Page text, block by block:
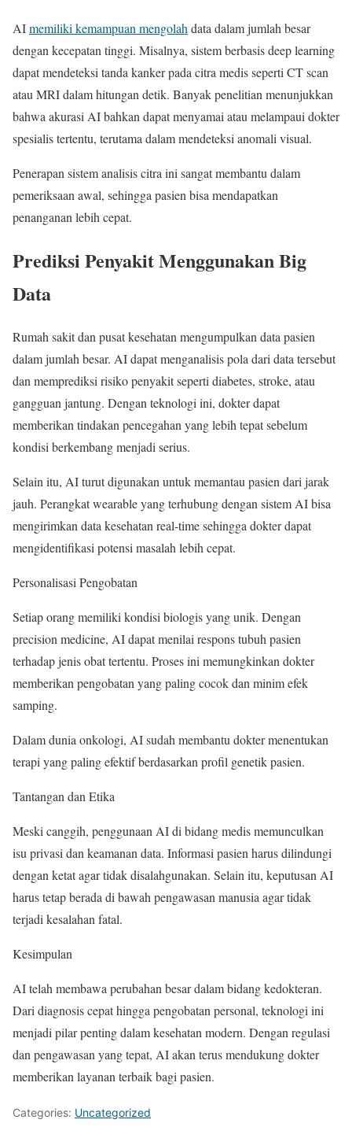
AImemiliki kemampuan mengolah data dalam jumlah besar
dengan kecepatan tinggi. Misalnya, sistem berbasis deep learning
dapat mendeteksi tanda kanker pada citra medis seperti CT scan
atau MRI dalam hitungan detik. Banyak penelitian menunjukkan
bahwa akurasi AI bahkan dapat menyamai atau melampaui dokter
spesialis tertentu, terutama dalam mendeteksi anomali visual.
Penerapan sistem analisis citra ini sangat membantu dalam
pemeriksaan awal, sehingga pasien bisa mendapatkan
penanganan lebih cepat.
Prediksi Penyakit Menggunakan Big
Data
Rumah sakit dan pusat kesehatan mengumpulkan data pasien
dalam jumlah besar. AI dapat menganalisis pola dari data tersebut
dan memprediksi risiko penyakit seperti diabetes, stroke, atau
gangguan jantung. Dengan teknologi ini, dokter dapat
memberikan tindakan pencegahan yang lebih tepat sebelum
kondisi berkembang menjadi serius.
Selain itu, AI turut digunakan untuk memantau pasien dari jarak
jauh. Perangkat wearable yang terhubung dengan sistem AI bisa
mengirimkan data kesehatan real-time sehingga dokter dapat
mengidentifikasi potensi masalah lebih cepat.
Personalisasi Pengobatan
Setiap orang memiliki kondisi biologis yang unik. Dengan
precision medicine, AI dapat menilai respons tubuh pasien
terhadap jenis obat tertentu. Proses ini memungkinkan dokter
memberikan pengobatan yang paling cocok dan minim efek
samping.
Dalam dunia onkologi, AI sudah membantu dokter menentukan
terapi yang paling efektif berdasarkan profil genetik pasien.
Tantangan dan Etika
Meski canggih, penggunaan AI di bidang medis memunculkan
isu privasi dan keamanan data. Informasi pasien harus dilindungi
dengan ketat agar tidak disalahgunakan. Selain itu, keputusan AI
harus tetap berada di bawah pengawasan manusia agar tidak
terjadi kesalahan fatal.
Kesimpulan
AI telah membawa perubahan besar dalam bidang kedokteran.
Dari diagnosis cepat hingga pengobatan personal, teknologi ini
menjadi pilar penting dalam kesehatan modern. Dengan regulasi
dan pengawasan yang tepat, AI akan terus mendukung dokter
memberikan layanan terbaik bagi pasien.
Categories: Uncategorized